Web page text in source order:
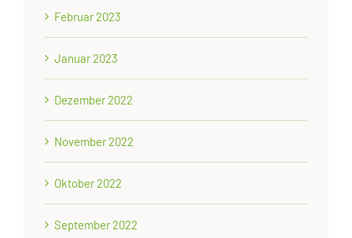
Februar 2023
Januar 2023
Dezember 2022
November 2022
Oktober 2022
September 2022